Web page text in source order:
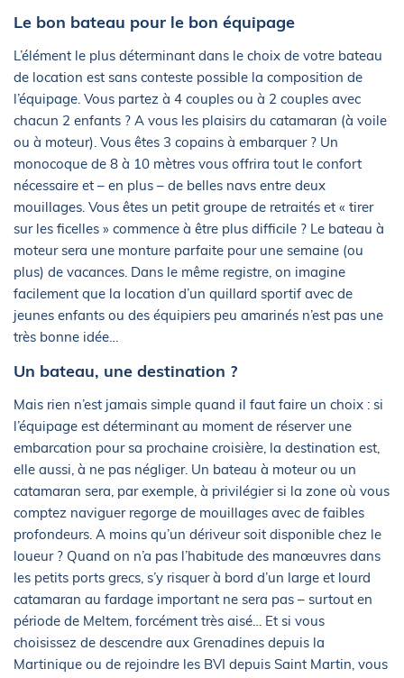
Le bon bateau pour le bon équipage
L’élément le plus déterminant dans le choix de votre bateau
de location est sans conteste possible la composition de
l’équipage. Vous partez à 4 couples ou à 2 couples avec
chacun 2 enfants ? A vous les plaisirs du catamaran (à voile
ou à moteur). Vous êtes 3 copains à embarquer ? Un
monocoque de 8 à 10 mètres vous offrira tout le confort
nécessaire et – en plus – de belles navs entre deux
mouillages. Vous êtes un petit groupe de retraités et « tirer
sur les ficelles » commence à être plus difficile ? Le bateau à
moteur sera une monture parfaite pour une semaine (ou
plus) de vacances. Dans le même registre, on imagine
facilement que la location d’un quillard sportif avec de
jeunes enfants ou des équipiers peu amarinés n’est pas une
très bonne idée…
Un bateau, une destination ?
Mais rien n’est jamais simple quand il faut faire un choix : si
l’équipage est déterminant au moment de réserver une
embarcation pour sa prochaine croisière, la destination est,
elle aussi, à ne pas négliger. Un bateau à moteur ou un
catamaran sera, par exemple, à privilégier si la zone où vous
comptez naviguer regorge de mouillages avec de faibles
profondeurs. A moins qu’un dériveur soit disponible chez le
loueur ? Quand on n’a pas l’habitude des manœuvres dans
les petits ports grecs, s’y risquer à bord d’un large et lourd
catamaran au fardage important ne sera pas – surtout en
période de Meltem, forcément très aisé… Et si vous
choisissez de descendre aux Grenadines depuis la
Martinique ou de rejoindre les BVI depuis Saint Martin, vous